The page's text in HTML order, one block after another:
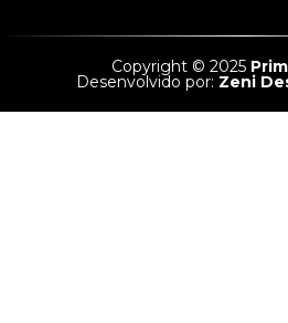
Copyright © 2025
Desenvolvido por: Zeni